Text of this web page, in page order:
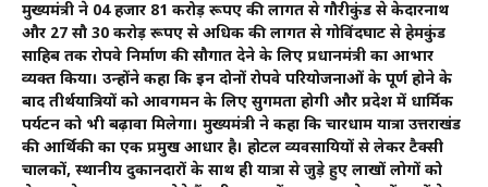
मुख्यमंत्री ने 04 हजार 81 करोड़ रूपए की लागत से गौरीकुंड से केदारनाथ
और 27 सौ 30 करोड़ रूपए से अधिक की लागत से गोविंदघाट से हेमकुंड
साहिब तक रोपवे निर्माण की सौगात देने के लिए प्रधानमंत्री का आभार
व्यक्त किया। उन्होंने कहा कि इन दोनों रोपवे परियोजनाओं के पूर्ण होने के
बाद तीर्थयात्रियों को आवगमन के लिए सुगमता होगी और प्रदेश में धार्मिक
पर्यटन को भी बढ़ावा मिलेगा। मुख्यमंत्री ने कहा कि चारधाम यात्रा उत्तराखंड
की आर्थिकी का एक प्रमुख आधार है। होटल व्यवसायियों से लेकर टैक्सी
चालकों, स्थानीय दुकानदारों के साथ ही यात्रा से जुड़े हुए लाखों लोगों को